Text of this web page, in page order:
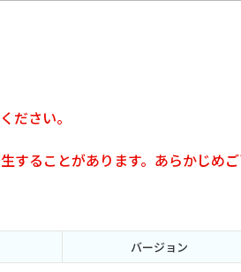
ださい。
ることがあります。あらかじめご
バージョン